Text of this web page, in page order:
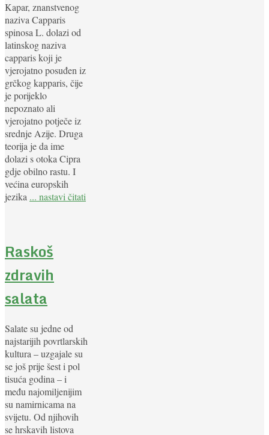
Kapar, znanstvenog
naziva Capparis
spinosa L. dolazi od
latinskog naziva
capparis koji je
vjerojatno posuđen iz
grčkog kapparis, čije
je porijeklo
nepoznato ali
vjerojatno potječe iz
srednje Azije. Druga
teorija je da ime
dolazi s otoka Cipra
gdje obilno rastu. I
većina europskih
jezika ... nastavi čitati
Raskoš
zdravih
salata
Salate su jedne od
najstarijih povrtlarskih
kultura – uzgajale su
se još prije šest i pol
tisuća godina – i
među najomiljenijim
su namirnicama na
svijetu. Od njihovih
se hrskavih listova